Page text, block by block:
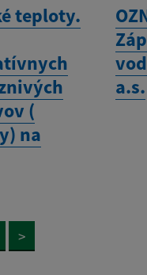
teploty.
(
na
a.s.
>